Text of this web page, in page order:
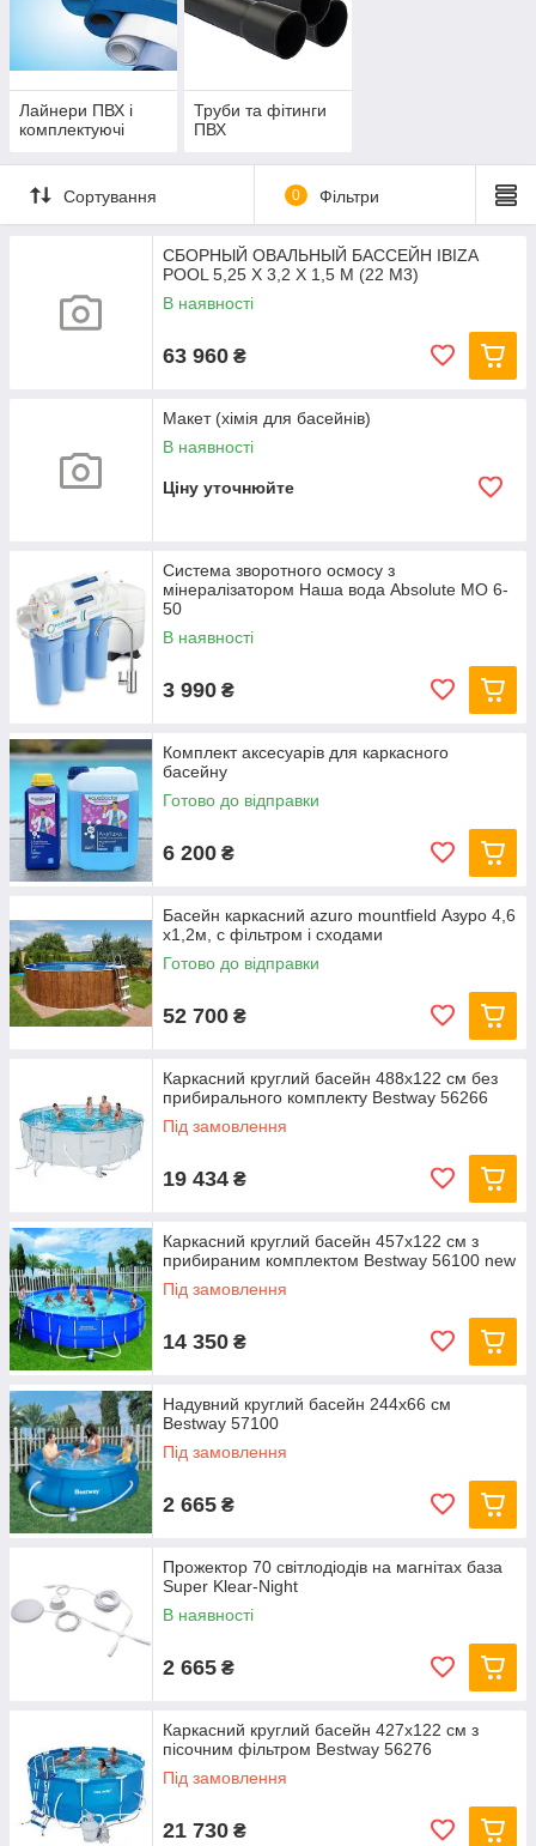
Лайнери ПВХ і
комплектуючі
Труби та фітинги
ПВХ
Сортування 0 Фільтри
СБОРНЫЙ ОВАЛЬНЫЙ БАССЕЙН IBIZA
POOL 5,25 Х 3,2 Х 1,5 М (22 М3)
В наявності
63 960 ₴
Макет (хімія для басейнів)
В наявності
Ціну уточнюйте
Система зворотного осмосу з
мінералізатором Наша вода Absolute МО 6-
50
В наявності
3 990 ₴
Комплект аксесуарів для каркасного
басейну
Готово до відправки
6 200 ₴
Басейн каркасний azuro mountfield Азуро 4,6
х1,2м, c фільтром і сходами
Готово до відправки
52 700 ₴
Каркасний круглий басейн 488x122 см без
прибирального комплекту Bestway 56266
Під замовлення
19 434 ₴
Каркасний круглий басейн 457x122 см з
прибираним комплектом Bestway 56100 new
Під замовлення
14 350 ₴
Надувний круглий басейн 244х66 см
Bestway 57100
Під замовлення
2 665 ₴
Прожектор 70 світлодіодів на магнітах база
Super Klear-Night
В наявності
2 665 ₴
Каркасний круглий басейн 427x122 см з
пісочним фільтром Bestway 56276
Під замовлення
21 730 ₴